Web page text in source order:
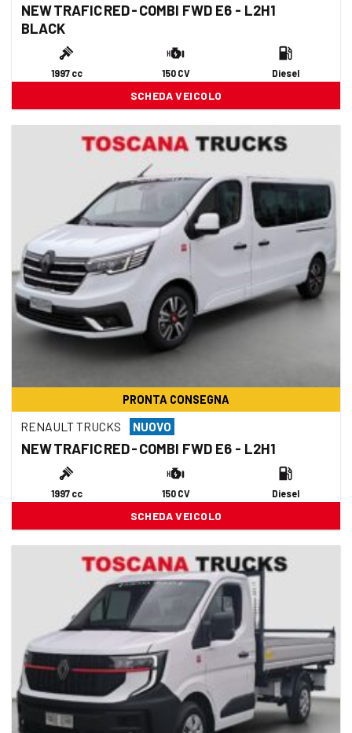
NEW TRAFIC RED - COMBI FWD E6 - L2H1
BLACK
1997 cc 150 CV Diesel
SCHEDA VEICOLO
PRONTA CONSEGNA
RENAULT TRUCKS NUOVO
NEW TRAFIC RED - COMBI FWD E6 - L2H1
1997 cc 150 CV Diesel
SCHEDA VEICOLO